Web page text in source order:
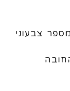
צבעוני